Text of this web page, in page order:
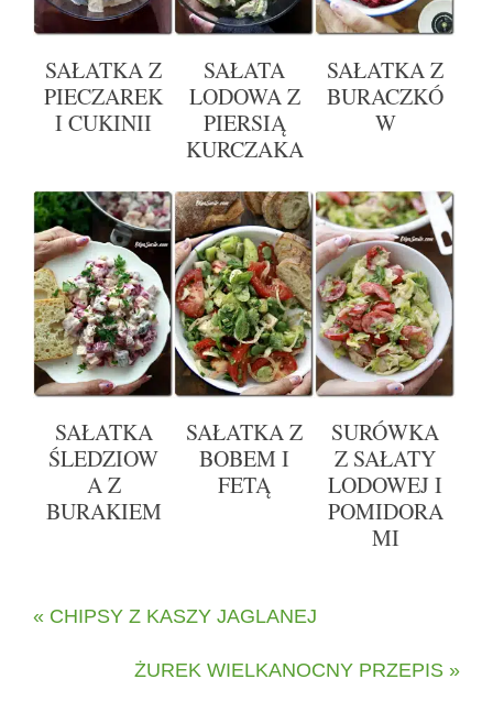
SAŁATKA Z
PIECZAREK
I CUKINII
SAŁATA
LODOWA Z
PIERSIĄ
KURCZAKA
SAŁATKA Z
BURACZKÓ
W
SAŁATKA
ŚLEDZIOW
A Z
BURAKIEM
SAŁATKA Z
BOBEM I
FETĄ
SURÓWKA
Z SAŁATY
LODOWEJ I
POMIDORA
MI
« CHIPSY Z KASZY JAGLANEJ
ŻUREK WIELKANOCNY PRZEPIS »